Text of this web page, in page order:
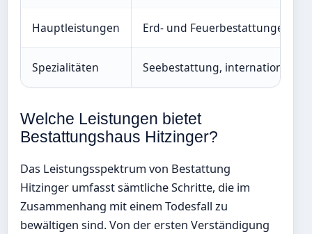
Hauptleistungen Erd- und Feuerbestattungen,
Spezialitäten Seebestattung, internationale
Welche Leistungen bietet
Bestattungshaus Hitzinger?
Das Leistungsspektrum von Bestattung
Hitzinger umfasst sämtliche Schritte, die im
Zusammenhang mit einem Todesfall zu
bewältigen sind. Von der ersten Verständigung